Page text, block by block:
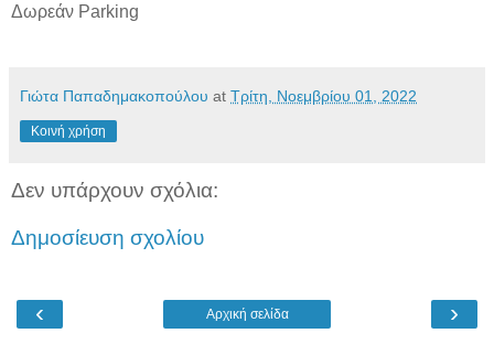
Δωρεάν Parking
Γιώτα Παπαδημακοπούλου at Τρίτη, Νοεμβρίου 01, 2022
Κοινή χρήση
Δεν υπάρχουν σχόλια:
Δημοσίευση σχολίου
‹ ›
Αρχική σελίδα